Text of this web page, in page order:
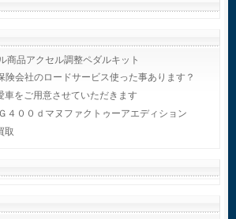
商品アクセル調整ペダルキット
険会社のロードサービス使った事あります？
車をご用意させていただきます
４００ｄマヌファクトゥーアエディション
取